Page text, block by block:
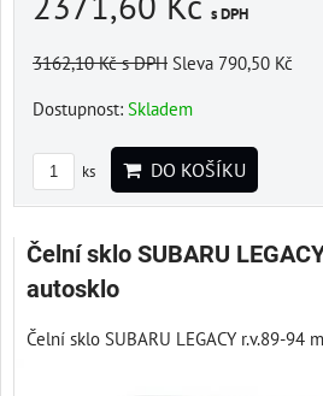
s DPH
3162,10 Kčs DPH Sleva 790,50 Kč
Dostupnost: Skladem
ks DO KOŠÍKU
Čelní sklo SUBARU
autosklo
Čelní sklo SUBARU LEGACY r.v.89-94